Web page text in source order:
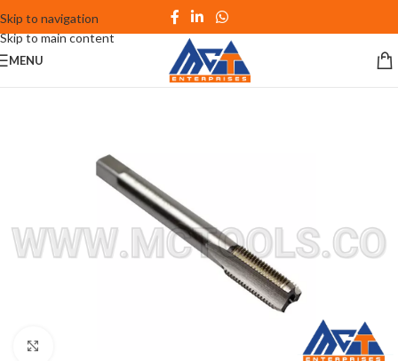
Skip to navigation
Skip to main content
MENU